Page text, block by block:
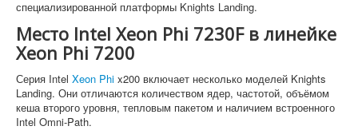
специализированной платформы Knights Landing.
Место Intel Xeon Phi 7230F в линейке
Xeon Phi 7200
Серия Intel Xeon Phi x200 включает несколько моделей Knights
Landing. Они отличаются количеством ядер, частотой, объёмом
кеша второго уровня, тепловым пакетом и наличием встроенного
Intel Omni-Path.